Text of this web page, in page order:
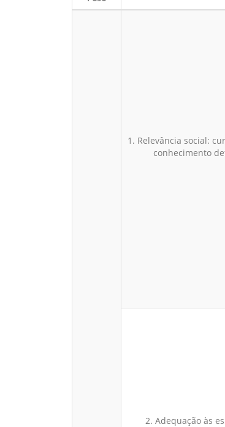
1. Relevância social:
conhecimento
2. Adequação às